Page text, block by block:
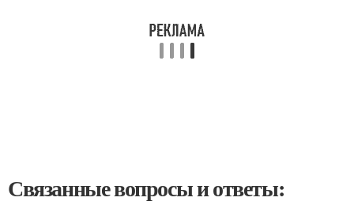
Связанные вопросы и ответы: